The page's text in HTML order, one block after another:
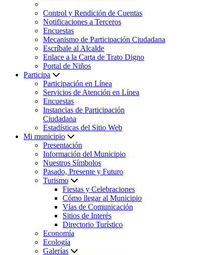
Control y Rendición de Cuentas
Notificaciones a Terceros
Encuestas
Mecanismo de Participación Ciudadana
Escríbale al Alcalde
Enlace a la Carta de Trato Digno
Portal de Niños
Participa
Participación en Línea
Servicios de Atención en Línea
Encuestas
Instancias de Participación
Ciudadana
Estadísticas del Sitio Web
Mi municipio
Presentación
Información del Municipio
Nuestros Símbolos
Pasado, Presente y Futuro
Turismo
Fiestas y Celebraciones
Cómo llegar al Municipio
Vías de Comunicación
Sitios de Interés
Directorio Turístico
Economía
Ecología
Galerías